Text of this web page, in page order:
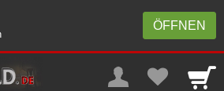
ÖFFNEN